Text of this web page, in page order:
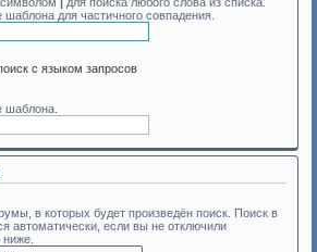
шаблона для частичного совпадения.
с языком запросов
шаблона.
в которых будет произведён поиск. Поиск в
автоматически, если вы не отключили